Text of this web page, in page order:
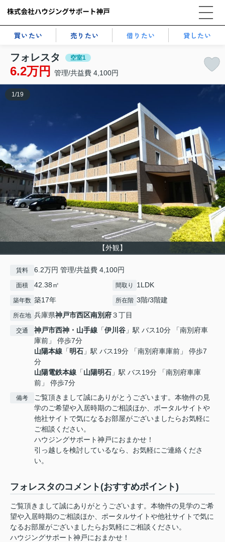
買いたい 売りたい 借りたい 貸したい
フォレスタ 空室1
6.2万円 管理/共益費 4,100円
【外観】
1/19
賃料 6.2万円 管理/共益費 4,100円
面積 42.38㎡ 間取り 1LDK
築年数 築17年 所在階 3階/3階建
所在地 兵庫県神戸市西区南別府３丁目
交通 神戸市西神・山手線 「伊川谷 」駅 バス10分 「南別府車
庫前」 停歩7分
山陽本線 「明石 」駅 バス19分 「南別府車庫前」 停歩7
分
山陽電鉄本線 「山陽明石 」駅 バス19分 「南別府車庫
前」 停歩7分
備考
ご覧頂きまして誠にありがとうございます。本物件の見
学のご希望や入居時期のご相談ほか、ポータルサイトや
他社サイトで気になるお部屋がございましたらお気軽に
ご相談ください。
ハウジングサポート神戸におまかせ！
引っ越しを検討しているなら、お気軽にご連絡くださ
い。
フォレスタのコメント(おすすめポイント)
ご覧頂きまして誠にありがとうございます。本物件の見学のご希
望や入居時期のご相談ほか、ポータルサイトや他社サイトで気に
なるお部屋がございましたらお気軽にご相談ください。
ハウジングサポート神戸におまかせ！